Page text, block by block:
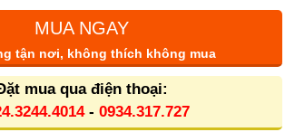
MUA NGAY
tận nơi, không thích không mua
mua qua điện thoại:
- 0934.317.727